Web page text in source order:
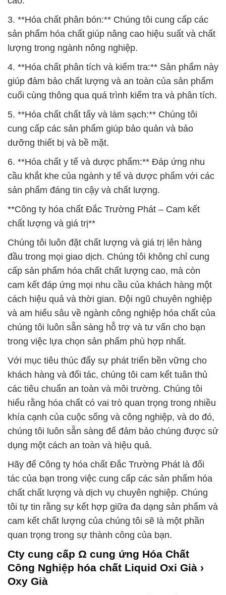
3. **Hóa chất phân bón:** Chúng tôi cung cấp các
sản phẩm hóa chất giúp nâng cao hiệu suất và chất
lượng trong ngành nông nghiệp.
4. **Hóa chất phân tích và kiểm tra:** Sản phẩm này
giúp đảm bảo chất lượng và an toàn của sản phẩm
cuối cùng thông qua quá trình kiểm tra và phân tích.
5. **Hóa chất chất tẩy và làm sạch:** Chúng tôi
cung cấp các sản phẩm giúp bảo quản và bảo
dưỡng thiết bị và bề mặt.
6. **Hóa chất y tế và dược phẩm:** Đáp ứng nhu
cầu khắt khe của ngành y tế và dược phẩm với các
sản phẩm đáng tin cậy và chất lượng.
**Công ty hóa chất Đắc Trường Phát – Cam kết
chất lượng và giá trị**
Chúng tôi luôn đặt chất lượng và giá trị lên hàng
đầu trong mọi giao dịch. Chúng tôi không chỉ cung
cấp sản phẩm hóa chất chất lượng cao, mà còn
cam kết đáp ứng mọi nhu cầu của khách hàng một
cách hiệu quả và thời gian. Đội ngũ chuyên nghiệp
và am hiểu sâu về ngành công nghiệp hóa chất của
chúng tôi luôn sẵn sàng hỗ trợ và tư vấn cho bạn
trong việc lựa chọn sản phẩm phù hợp nhất.
Với mục tiêu thúc đẩy sự phát triển bền vững cho
khách hàng và đối tác, chúng tôi cam kết tuân thủ
các tiêu chuẩn an toàn và môi trường. Chúng tôi
hiểu rằng hóa chất có vai trò quan trọng trong nhiều
khía cạnh của cuộc sống và công nghiệp, và do đó,
chúng tôi luôn sẵn sàng để đảm bảo chúng được sử
dụng một cách an toàn và hiệu quả.
Hãy để Công ty hóa chất Đắc Trường Phát là đối
tác của bạn trong việc cung cấp các sản phẩm hóa
chất chất lượng và dịch vụ chuyên nghiệp. Chúng
tôi tự tin rằng sự kết hợp giữa đa dạng sản phẩm và
cam kết chất lượng của chúng tôi sẽ là một phần
quan trọng trong sự thành công của bạn.
Cty cung cấp Ω cung ứng Hóa Chất
Công Nghiệp hóa chất Liquid Oxi Già ›
Oxy Già